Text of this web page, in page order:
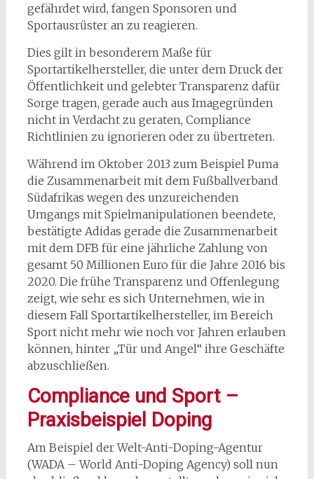
gefährdet wird, fangen Sponsoren und
Sportausrüster an zu reagieren.
Dies gilt in besonderem Maße für
Sportartikelhersteller, die unter dem Druck der
Öffentlichkeit und gelebter Transparenz dafür
Sorge tragen, gerade auch aus Imagegründen
nicht in Verdacht zu geraten, Compliance
Richtlinien zu ignorieren oder zu übertreten.
Während im Oktober 2013 zum Beispiel Puma
die Zusammenarbeit mit dem Fußballverband
Südafrikas wegen des unzureichenden
Umgangs mit Spielmanipulationen beendete,
bestätigte Adidas gerade die Zusammenarbeit
mit dem DFB für eine jährliche Zahlung von
gesamt 50 Millionen Euro für die Jahre 2016 bis
2020. Die frühe Transparenz und Offenlegung
zeigt, wie sehr es sich Unternehmen, wie in
diesem Fall Sportartikelhersteller, im Bereich
Sport nicht mehr wie noch vor Jahren erlauben
können, hinter „Tür und Angel“ ihre Geschäfte
abzuschließen.
Compliance und Sport –
Praxisbeispiel Doping
Am Beispiel der Welt-Anti-Doping-Agentur
(WADA – World Anti-Doping Agency) soll nun